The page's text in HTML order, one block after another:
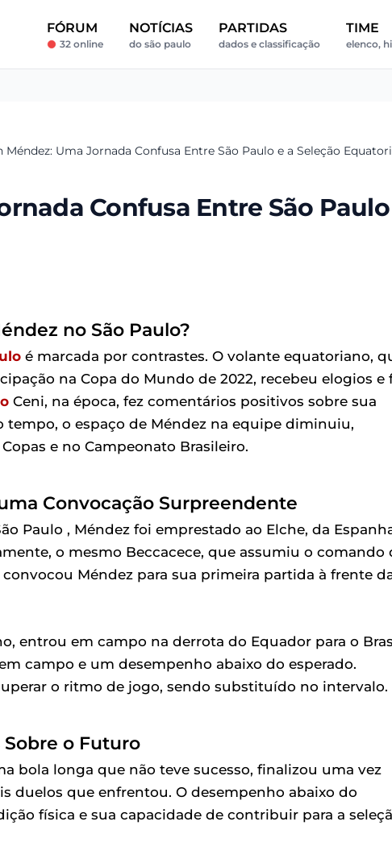
FÓRUM
32 online
NOTÍCIAS
do são paulo
PARTIDAS
dados e classificação
TIME
elenco,
Méndez: Uma Jornada Confusa Entre São Paulo e a Seleção
Confusa Entre São
no São Paulo?
é marcada por contrastes. O volante equatoriano,
na Copa do Mundo de 2022, recebeu elogios e
Ceni, na época, fez comentários positivos sobre sua
o espaço de Méndez na equipe diminuiu,
e no Campeonato Brasileiro.
Convocação Surpreendente
Paulo , Méndez foi emprestado ao Elche, da
o mesmo Beccacece, que assumiu o comando
Méndez para sua primeira partida à frente
entrou em campo na derrota do Equador para o
campo e um desempenho abaixo do esperado.
o ritmo de jogo, sendo substituído no intervalo.
o Futuro
bola longa que não teve sucesso, finalizou uma vez
duelos que enfrentou. O desempenho abaixo do
física e sua capacidade de contribuir para a